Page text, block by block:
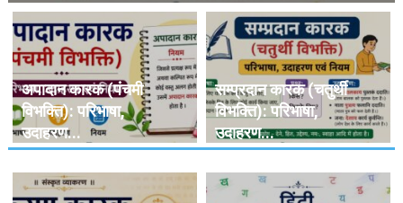
अपादान कारक (पंचमी
विभक्ति): परिभाषा,
उदाहरण...
सम्प्रदान कारक (चतुर्थी
विभक्ति): परिभाषा,
उदाहरण...